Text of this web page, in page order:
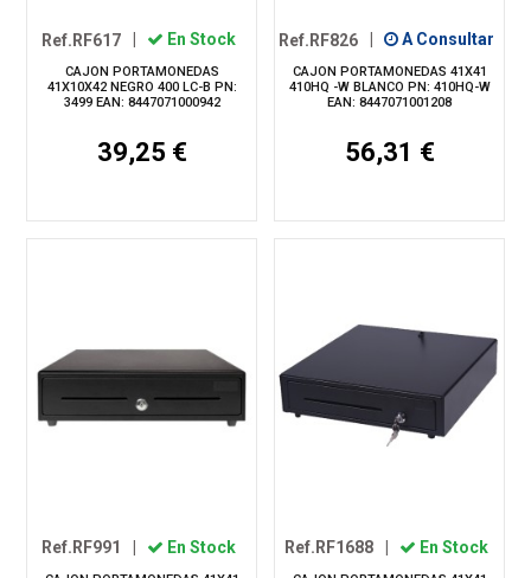
Ref.RF617 En Stock
CAJON PORTAMONEDAS
41X10X42 NEGRO 400 LC-B PN:
3499 EAN: 8447071000942
39,25 €
Ref.RF826 A Consultar
CAJON PORTAMONEDAS 41X41
410HQ -W BLANCO PN: 410HQ-W
EAN: 8447071001208
56,31 €
Ref.RF991 En Stock Ref.RF1688 En Stock